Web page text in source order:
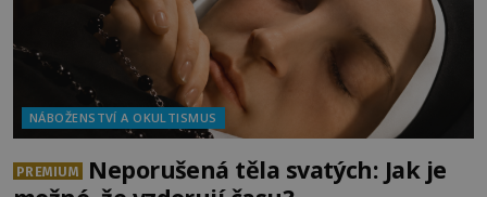
NÁBOŽENSTVÍ A OKULTISMUS
PREMIUM
Neporušená těla svatých: Jak je